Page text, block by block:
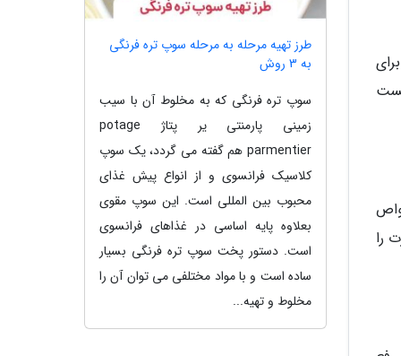
را
طرز تهیه مرحله به مرحله سوپ تره فرنگی
به 3 روش
سوپ تره فرنگی که به مخلوط آن با سیب
زمینی پارمنتی یر پتاژ potage
parmentier هم گفته می گردد، یک سوپ
کلاسیک فرانسوی و از انواع پیش غذای
محبوب بین المللی است. این سوپ مقوی
بعلاوه پایه اساسی در غذاهای فرانسوی
است. دستور پخت سوپ تره فرنگی بسیار
ساده است و با مواد مختلفی می توان آن را
مخلوط و تهیه...